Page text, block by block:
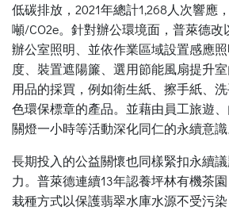
低碳排放，2021年總計1,268人次響應
噸/CO2e。針對辦公環境面，普萊德改
辦公室照明、並依作業區域設置感應
度、裝置遮陽簾、選用節能風扇提升
用品的採買，例如衛生紙、擦手紙、
色環保標章的產品。並藉由員工旅遊
關燈一小時等活動深化同仁的永續意識
長期投入的公益關懷也同樣緊扣永續
力。普萊德連續13年認養坪林有機茶
栽種方式以保護翡翠水庫水源不受污